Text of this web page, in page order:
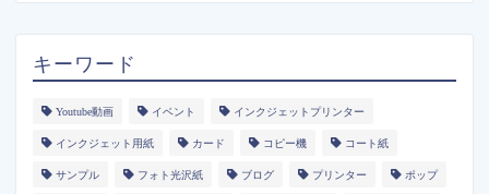
キーワード
Youtube動画 イベント インクジェットプリンター
インクジェット用紙 カード コピー機 コート紙
サンプル フォト光沢紙 ブログ プリンター ポップ